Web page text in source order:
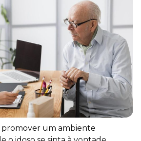
promover um ambiente